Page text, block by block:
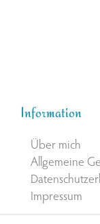
Information
Über mich
Allgemeine
Impressum